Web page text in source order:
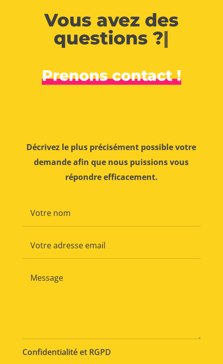
Vous avez des
questions ?|
Prenons contact !
Décrivez le plus précisément possible votre
demande afin que nous puissions vous
répondre efficacement.
Confidentialité et RGPD